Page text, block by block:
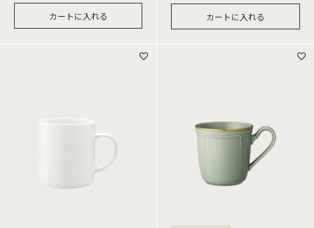
カートに入れる カートに入れる